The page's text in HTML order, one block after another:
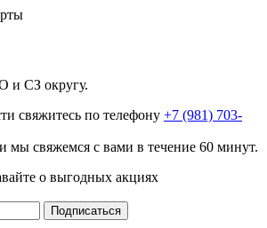
и СЗ округу.
свяжитесь по телефону +7 (981) 703-
и мы свяжемся с вами в течение 60 минут.
о выгодных акциях